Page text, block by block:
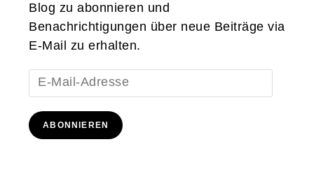
Blog zu abonnieren und
Benachrichtigungen über neue Beiträge via
E-Mail zu erhalten.
E-
Mail-
Adresse
ABONNIEREN